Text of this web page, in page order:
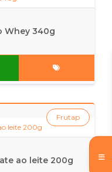
Whey 340g
ao leite 200g
Frutap